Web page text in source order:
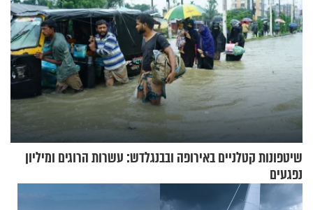
שיטפונות קטלניים באירופה ובבנגלדש: עשרות הרוגים ומיליון
נפגעים